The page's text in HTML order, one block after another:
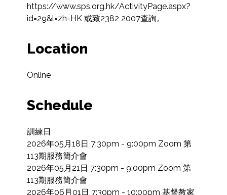
https://www.sps.org.hk/ActivityPage.aspx?
id=29&l=zh-HK 或致2382 2007查詢。
Location
Online
Schedule
訓練日
2026年05月18日 7:30pm - 9:00pm Zoom 第
113期服務簡介會
2026年05月21日 7:30pm - 9:00pm Zoom 第
113期服務簡介會
2026年06月01日 7:30pm - 10:00pm 基督教家